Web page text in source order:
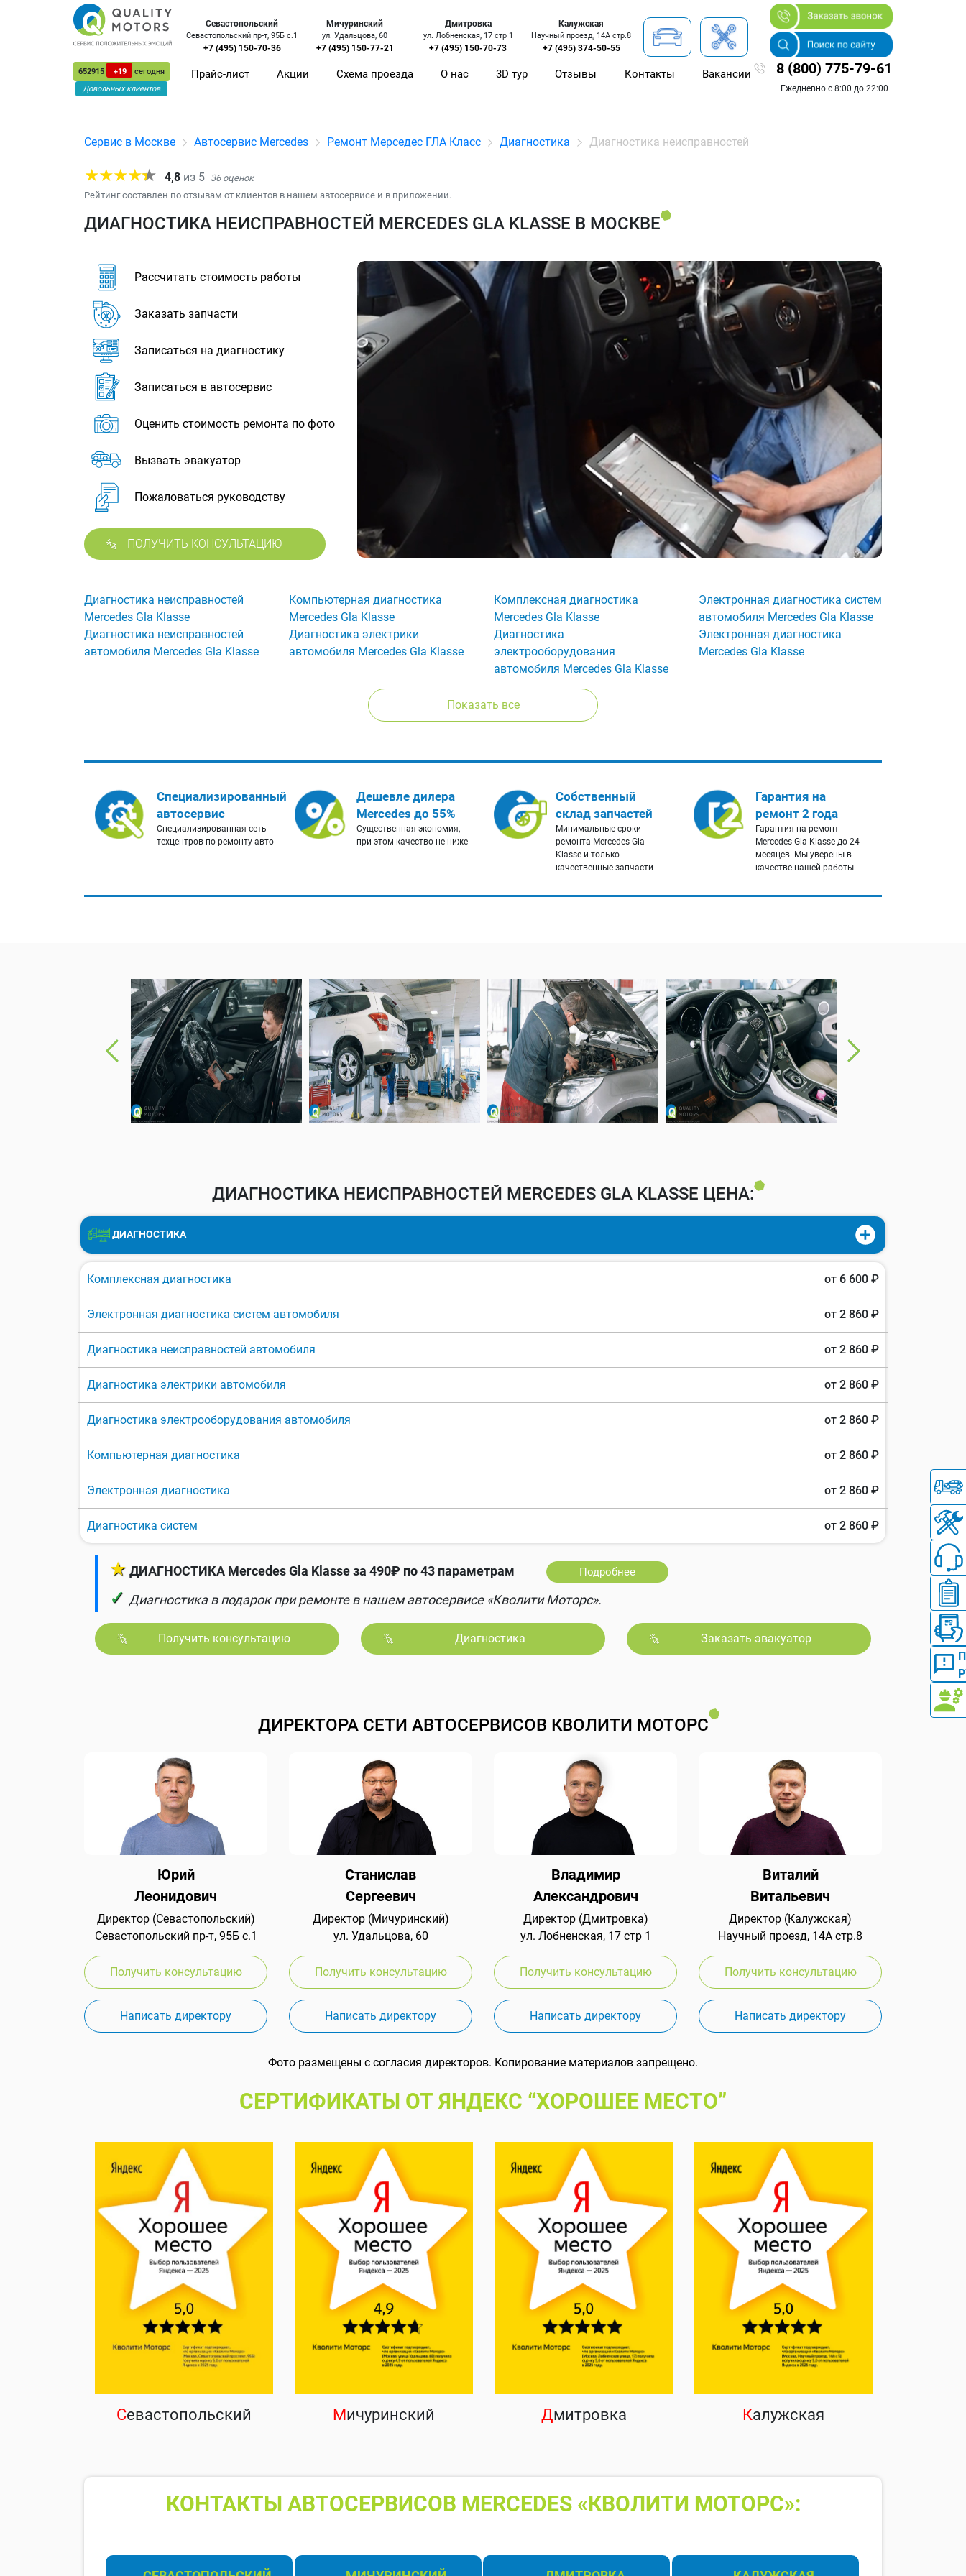
652915 +19
сегодня
Довольных клиентов
Севастопольский
Севастопольский пр-т, 95Б с.1
+7 (495) 150-70-36
Мичуринский
ул. Удальцова, 60
+7 (495) 150-77-21
Дмитровка
ул. Лобненская, 17 стр 1
+7 (495) 150-70-73
Калужская
Научный проезд, 14А стр.8
+7 (495) 374-50-55
Прайс-лист Акции Схема проезда О нас 3D тур Отзывы Контакты Вакансии 8 (800) 775-79-61
Ежедневно с 8:00 до 22:00
Сервис в Москве Автосервис Mercedes Ремонт Мерседес ГЛА Класс Диагностика Диагностика неисправностей
4,8 из 5 36оценок
Рейтинг составлен по отзывам от клиентов в нашем автосервисе и в приложении.
ДИАГНОСТИКА НЕИСПРАВНОСТЕЙ MERCEDES GLA KLASSE В МОСКВЕ
Рассчитать стоимость работы
Заказать запчасти
Записаться на диагностику
Записаться в автосервис
Оценить стоимость ремонта по фото
Вызвать эвакуатор
Пожаловаться руководству
ПОЛУЧИТЬ КОНСУЛЬТАЦИЮ
Диагностика неисправностей
Mercedes Gla Klasse
Компьютерная диагностика
Mercedes Gla Klasse
Комплексная диагностика
Mercedes Gla Klasse
Электронная диагностика систем
автомобиля Mercedes Gla Klasse
Диагностика неисправностей
автомобиля Mercedes Gla Klasse
Диагностика электрики
автомобиля Mercedes Gla Klasse
Диагностика
электрооборудования
автомобиля Mercedes Gla Klasse
Электронная диагностика
Mercedes Gla Klasse
Показать все
Специализированный
автосервис
Специализированная сеть
техцентров по ремонту авто
Дешевле дилера
Mercedes до 55%
Существенная экономия,
при этом качество не ниже
Собственный
склад запчастей
Минимальные сроки
ремонта Mercedes Gla
Klasse и только
качественные запчасти
Гарантия на
ремонт 2 года
Гарантия на ремонт
Mercedes Gla Klasse до 24
месяцев. Мы уверены в
качестве нашей работы
ДИАГНОСТИКА НЕИСПРАВНОСТЕЙ MERCEDES GLA KLASSE ЦЕНА:
ДИАГНОСТИКА
Комплексная диагностика от 6 600 ₽
Электронная диагностика систем автомобиля от 2 860 ₽
Диагностика неисправностей автомобиля от 2 860 ₽
Диагностика электрики автомобиля от 2 860 ₽
Диагностика электрооборудования автомобиля от 2 860 ₽
Компьютерная диагностика от 2 860 ₽
Электронная диагностика от 2 860 ₽
Диагностика систем от 2 860 ₽
★ ДИАГНОСТИКА Mercedes Gla Klasse за 490₽ по 43 параметрам Подробнее
✓ Диагностика в подарок при ремонте в нашем автосервисе «Кволити Моторс».
Получить консультацию Диагностика Заказать эвакуатор
ДИРЕКТОРА СЕТИ АВТОСЕРВИСОВ КВОЛИТИ МОТОРС
Юрий
Леонидович
Директор (Севастопольский)
Севастопольский пр-т, 95Б с.1
Получить консультацию
Написать директору
Станислав
Сергеевич
Директор (Мичуринский)
ул. Удальцова, 60
Получить консультацию
Написать директору
Владимир
Александрович
Директор (Дмитровка)
ул. Лобненская, 17 стр 1
Получить консультацию
Написать директору
Виталий
Витальевич
Директор (Калужская)
Научный проезд, 14А стр.8
Получить консультацию
Написать директору
Фото размещены с согласия директоров. Копирование материалов запрещено.
СЕРТИФИКАТЫ ОТ ЯНДЕКС “ХОРОШЕЕ МЕСТО”
Севастопольский Мичуринский Дмитровка Калужская
КОНТАКТЫ АВТОСЕРВИСОВ MERCEDES «КВОЛИТИ МОТОРС»: